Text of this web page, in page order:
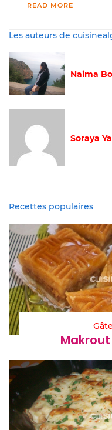
READ MORE
Les auteurs de
Naima
Soraya
Recettes populaires